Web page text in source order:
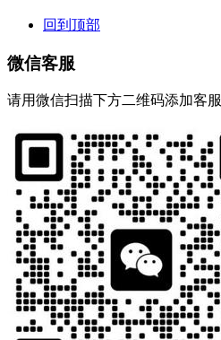
回到顶部
微信客服
请用微信扫描下方二维码添加客服